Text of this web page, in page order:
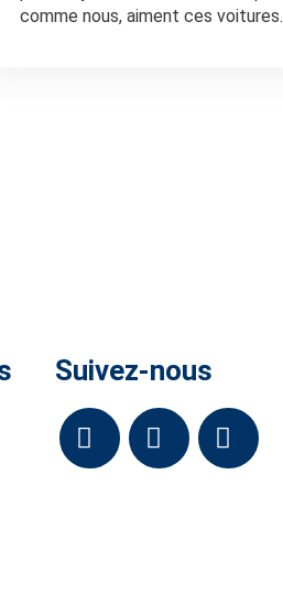
comme nous, aiment ces voitures.
Suivez-nous
facebooktwitter rss